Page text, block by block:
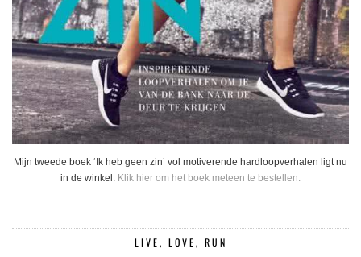
Mijn tweede boek ‘Ik heb geen zin’ vol motiverende hardloopverhalen ligt nu
in de winkel. Klik hier om het boek meteen te bestellen.
LIVE, LOVE, RUN